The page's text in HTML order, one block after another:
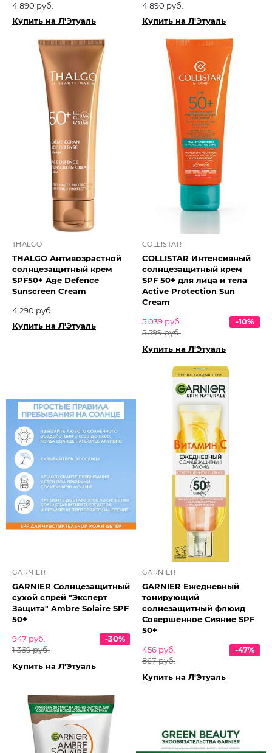
4 890 руб.
Купить на Л'Этуаль
4 890 руб.
Купить на Л'Этуаль
THALGO
THALGO Антивозрастной
солнцезащитный крем
SPF50+ Age Defence
Sunscreen Cream
4 290 руб.
Купить на Л'Этуаль
COLLISTAR
COLLISTAR Интенсивный
солнцезащитный крем
SPF 50+ для лица и тела
Active Protection Sun
Cream
5 039 руб.
5 599 руб.
-10%
Купить на Л'Этуаль
GARNIER
GARNIER Солнцезащитный
сухой спрей "Эксперт
Защита" Ambre Solaire SPF
50+
947 руб.
1 369 руб.
-30%
Купить на Л'Этуаль
GARNIER
GARNIER Ежедневный
тонирующий
солнезащитный флюид
Совершенное Сияние SPF
50+
456 руб.
867 руб.
-47%
Купить на Л'Этуаль